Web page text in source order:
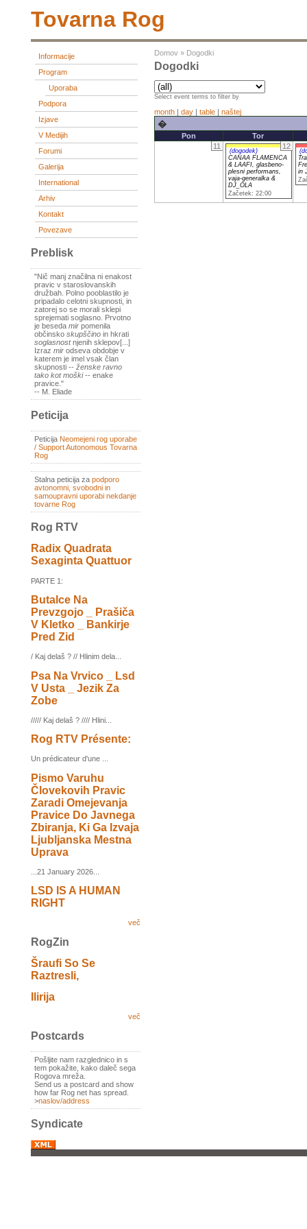
Tovarna Rog
Informacije
Program
Uporaba
Podpora
Izjave
V Medijih
Forumi
Galerija
International
Arhiv
Kontakt
Povezave
Preblisk
"Nič manj značilna ni enakost
pravic v staroslovanskih
družbah. Polno pooblastilo je
pripadalo celotni skupnosti, in
zatorej so se morali sklepi
sprejemati soglasno. Prvotno
je beseda mir pomenila
občinsko skupščino in hkrati
soglasnostnjenih sklepov[...]
Izraz mir odseva obdobje v
katerem je imel vsak član
skupnosti -- ženske ravno
tako kot moški-- enake
pravice."
-- M. Eliade
Peticija
Peticija Neomejeni rog uporabe
/ Support Autonomous Tovarna
Rog
Stalna peticija za podporo
avtonomni, svobodni in
samoupravni uporabi nekdanje
tovarne Rog
Rog RTV
Radix Quadrata
Sexaginta Quattuor
PARTE 1:
Butalce Na
Prevzgojo _ Prašiča
V Kletko _ Bankirje
Pred Zid
/ Kaj delaš ? // Hlinim dela...
Psa Na Vrvico _ Lsd
V Usta _ Jezik Za
Zobe
///// Kaj delaš ? //// Hlini...
Rog RTV Présente:
Un prédicateur d'une ...
Pismo Varuhu
Človekovih Pravic
Zaradi Omejevanja
Pravice Do Javnega
Zbiranja, Ki Ga Izvaja
Ljubljanska Mestna
Uprava
...21 January 2026...
LSD IS A HUMAN
RIGHT
več
RogZin
Šraufi So Se
Raztresli,
Ilirija
več
Postcards
Pošljite nam razglednico in s
tem pokažite, kako daleč sega
Rogova mreža.
Send us a postcard and show
how far Rog net has spread.
>naslov/address
Syndicate
Domov » Dogodki
Dogodki
Select event terms to filter by
month | day | table | naštej
�
Pon
Tor
11
12
(dogodek)
CANAA FLAMENCA
& LAAFI, glasbeno-
plesni performans,
vaja-generalka &
DJ_OLA
Začetek: 22:00
in